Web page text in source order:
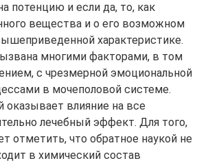
потенцию и если да, то, как
вещества и о его возможном
характеристике.
многими факторами, в том
с чрезмерной эмоциональной
в мочеполовой системе.
влияние на все
лечебный эффект. Для того,
отметить, что обратное наукой не
в химический состав